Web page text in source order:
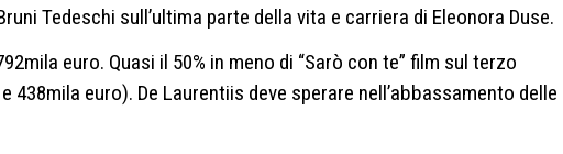
Tedeschi sull’ultima parte della vita e carriera di Eleonora Duse.
euro. Quasi il 50% in meno di “Sarò con te” film sul terzo
438mila euro). De Laurentiis deve sperare nell’abbassamento delle